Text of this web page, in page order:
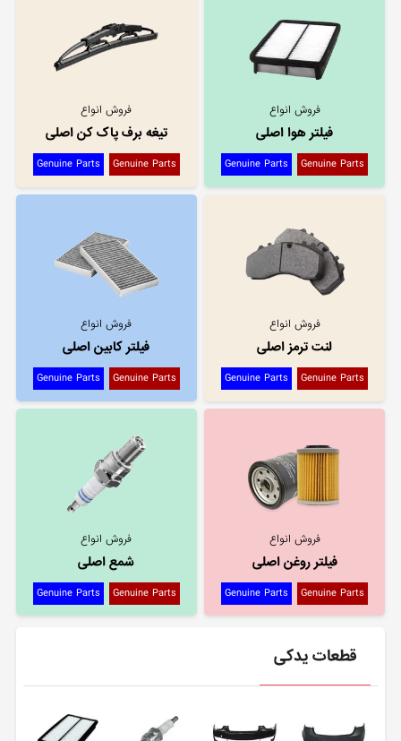
فروش انواع
فیلتر هوا اصلی
Genuine Parts
Genuine Parts
فروش انواع
تیغه برف پاک کن اصلی
Genuine Parts
Genuine Parts
فروش انواع
لنت ترمز اصلی
Genuine Parts
Genuine Parts
فروش انواع
فیلتر کابین اصلی
Genuine Parts
Genuine Parts
فروش انواع
فیلتر روغن اصلی
Genuine Parts
Genuine Parts
فروش انواع
شمع اصلی
Genuine Parts
Genuine Parts
قطعات یدکی